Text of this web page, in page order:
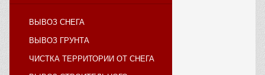
ВЫВОЗ СНЕГА
ВЫВОЗ ГРУНТА
ЧИСТКА ТЕРРИТОРИИ ОТ СНЕГА